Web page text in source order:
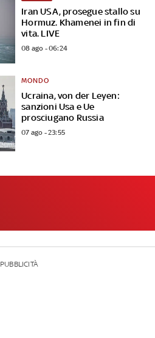
Iran USA, prosegue stallo su
Hormuz. Khamenei in fin di
vita. LIVE
08 ago - 06:24
Ucraina, von der Leyen:
sanzioni Usa e Ue
prosciugano Russia
MONDO
07 ago - 23:55
PUBBLICITÀ